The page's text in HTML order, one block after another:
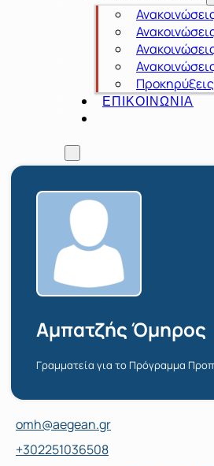
ΕΠΙΚΟΙΝΩΝΙΑ
Αμπατζής Όμηρος
Γραμματεία για το Πρόγραμμα
omh@aegean.gr
+302251036508